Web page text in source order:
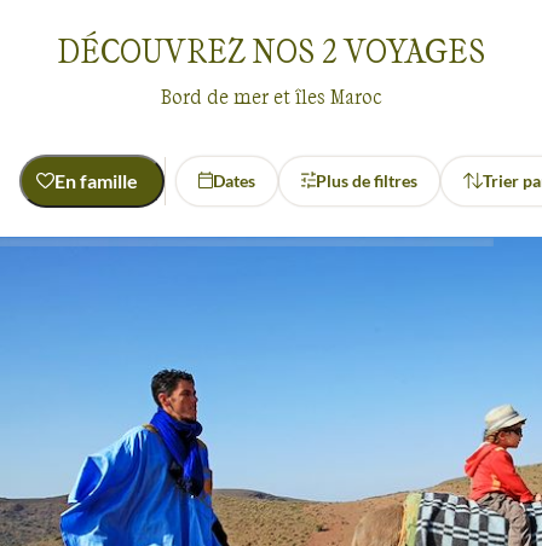
97% de satisfaction
DÉCOUVREZ NOS 2VOYAGES
Bord de mer et îles Maroc
En famille Dates Plus de filtres Trier
Randonnée avec mulet
Régions
Atlas Côte Atlantique Marocaine